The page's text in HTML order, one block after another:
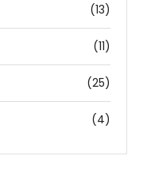
(13)
(11)
(25)
(4)